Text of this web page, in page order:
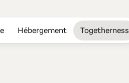
Hébergement Togetherness